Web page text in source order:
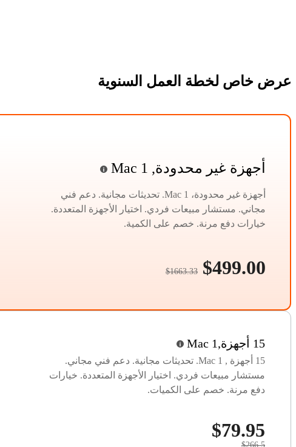
عرض خاص لخطة العمل السنوية
أجهزة غير محدودة, 1 Mac
أجهزة غير محدودة، 1 Mac. تحديثات مجانية. دعم فني
مجاني. مستشار مبيعات فردي. اختيار الأجهزة المتعددة.
خيارات دفع مرنة. خصم على الكمية.
$499.00
$1663.33
15 أجهزة,1 Mac
15 أجهزة , 1 Mac. تحديثات مجانية. دعم فني مجاني.
مستشار مبيعات فردي. اختيار الأجهزة المتعددة. خيارات
دفع مرنة. خصم على الكميات.
$79.95
$266.5